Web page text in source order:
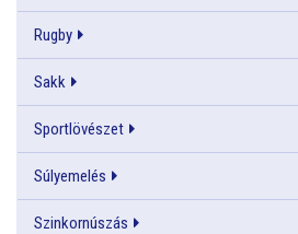
Rugby
Sakk
Sportlövészet
Súlyemelés
Szinkornúszás